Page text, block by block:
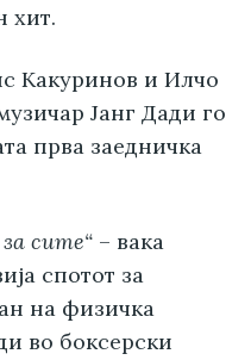
хит.
Какуринов и Илчо
Јанг Дади го
прва заедничка
сите“ – вака
спотот за
на физичка
во боксерски